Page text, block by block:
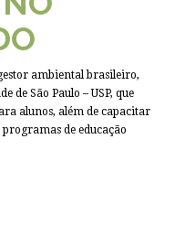
ambiental brasileiro,
de São Paulo – USP, que
alunos, além de capacitar
de educação